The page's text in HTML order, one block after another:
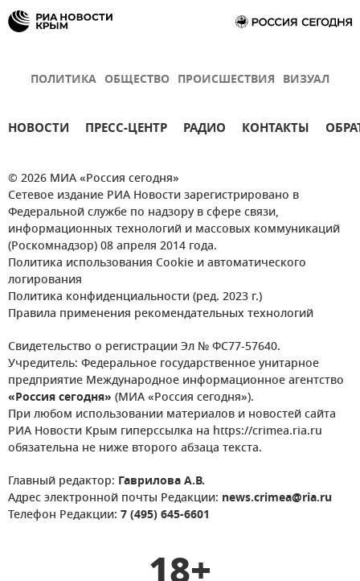
ПОЛИТИКА ОБЩЕСТВО ПРОИСШЕСТВИЯ ВИЗУАЛ
НОВОСТИ ПРЕСС-ЦЕНТР РАДИО КОНТАКТЫ
© 2026 МИА «Россия сегодня»
Сетевое издание РИА Новости зарегистрировано в
Федеральной службе по надзору в сфере связи,
информационных технологий и массовых коммуникаций
(Роскомнадзор) 08 апреля 2014 года.
Политика использования Cookie и автоматического
логирования
Политика конфиденциальности (ред. 2023 г.)
Правила применения рекомендательных технологий
Свидетельство о регистрации Эл № ФС77-57640.
Учредитель: Федеральное государственное унитарное
предприятие Международное информационное агентство
«Россия сегодня» (МИА «Россия сегодня»).
При любом использовании материалов и новостей сайта
РИА Новости Крым гиперссылка на https://crimea.ria.ru
обязательна не ниже второго абзаца текста.
Главный редактор: Гаврилова А.В.
Адрес электронной почты Редакции: news.crimea@ria.ru
Телефон Редакции: 7 (495) 645-6601